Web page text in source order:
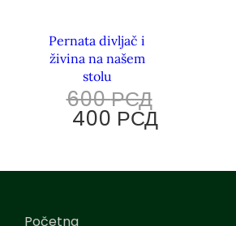
Pernata divljač i
živina na našem
stolu
600РСД
400 РСД
Početna